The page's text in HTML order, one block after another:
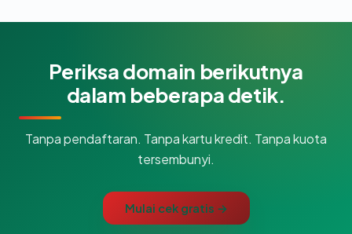
Periksa domain berikutnya
dalam beberapa detik.
Tanpa pendaftaran. Tanpa kartu kredit. Tanpa kuota
tersembunyi.
Mulai cek gratis →